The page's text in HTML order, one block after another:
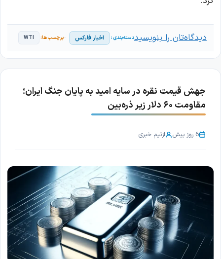
اخبار فارکس WTI دیدگاه‌تان را بنویسید
جهش قیمت نقره در سایه امید به پایان جنگ ایران؛
مقاومت ۶۰ دلار زیر ذره‌بین
6 روز پیش ازتیم خبری